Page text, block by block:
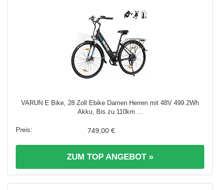
VARUN E Bike, 28 Zoll Ebike Damen Herren mit 48V 499.2Wh
Akku, Bis zu 110km ...
749,00 €
ZUM TOP ANGEBOT »